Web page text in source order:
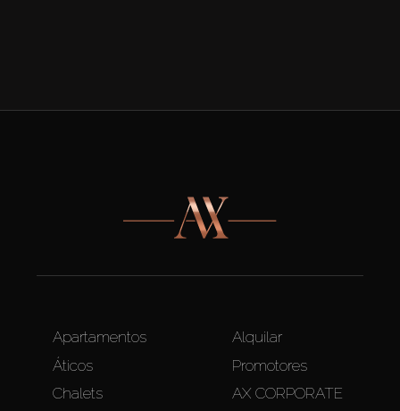
Apartamentos
Áticos
Chalets
Alquilar
Promotores
AX CORPORATE